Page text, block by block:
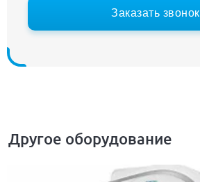
Заказать звонок
Другое оборудование